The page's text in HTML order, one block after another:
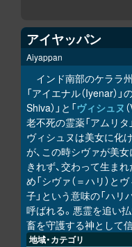
アイヤッパン
Aiyappan
インド南部のケララ
「アイエナル（Iyenar）
Shiva）」と「ヴィシュヌ
老不死の霊薬「アムリタ
ヴィシュヌは美女に化
が、この時シヴァが美
きれず、交わって生ま
め「シヴァ（＝ハリ）と
子」という意味の「ハリ
呼ばれる。悪霊を追い
畜を守護する神として
地域・カテゴリ